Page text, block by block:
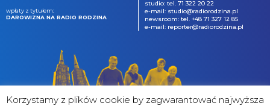
wpłaty z tytułem:
DAROWIZNA NA RADIO RODZINA
studio: tel. 71 322 20 22
e-mail: studio@radiorodzina.pl
newsroom: tel. +48 71 327 12 85
e-mail: reporter@radiorodzina.pl
Korzystamy z plików cookie by zagwarantować najwyższa